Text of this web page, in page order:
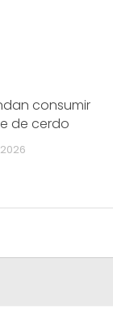
consumir
de cerdo
2026